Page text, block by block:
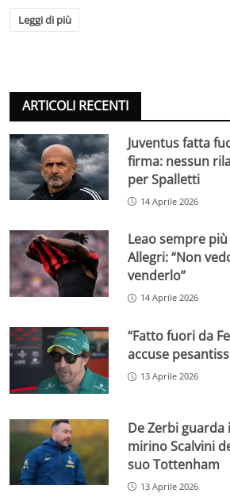
Leggi di più
ARTICOLI RECENTI
Juventus fatta
firma: nessun
per Spalletti
14 Aprile 2026
Leao sempre
Allegri: “Non
venderlo”
14 Aprile 2026
“Fatto fuori da
accuse
13 Aprile 2026
De Zerbi guarda
mirino Scalvini
suo Tottenham
13 Aprile 2026